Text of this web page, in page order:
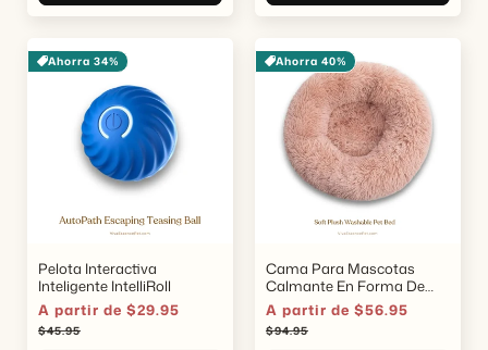
Ahorra 34%
Pelota Interactiva
Inteligente IntelliRoll
Precio
de
A partir de $29.95
$45.95
Ahorra 40%
Cama Para Mascotas
Calmante En Forma De
Donut - Aterciopelada Y
Lavable
Precio
de
A partir de $56.95
$94.95